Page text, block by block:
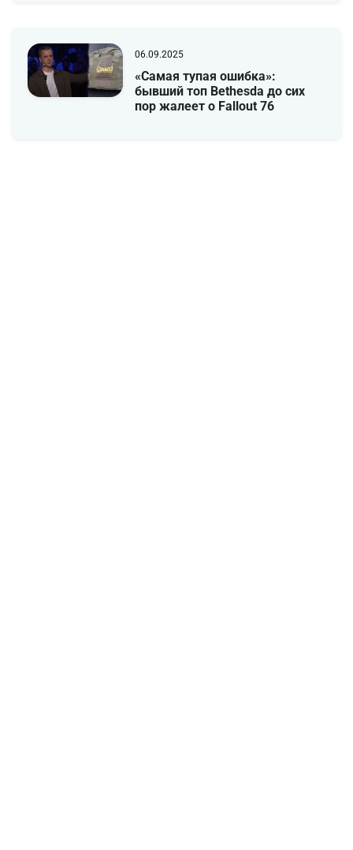
06.09.2025
«Самая тупая ошибка»:
бывший топ Bethesda до сих
пор жалеет о Fallout 76